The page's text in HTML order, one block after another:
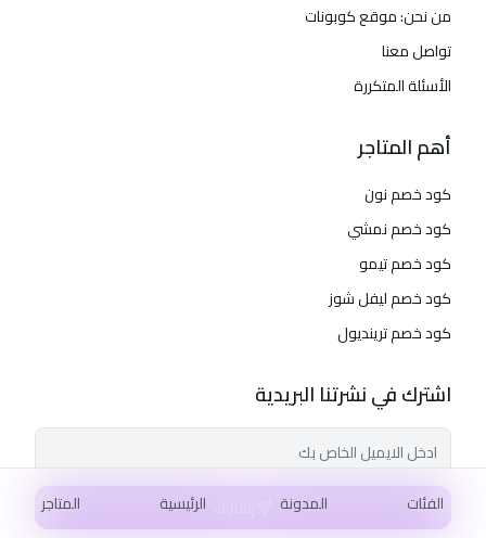
الفئات المدونة الرئيسية المتاجر
من نحن: موقع كوبونات
تواصل معنا
الأسئلة المتكررة
أهم المتاجر
كود خصم نون
كود خصم نمشي
كود خصم تيمو
كود خصم ليفل شوز
كود خصم ترينديول
اشترك في نشرتنا البريدية